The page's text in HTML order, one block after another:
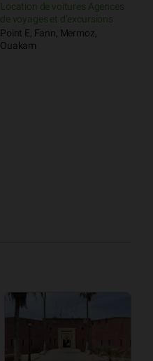
Location de voitures Agences
de voyages et d’excursions
Point E, Fann, Mermoz,
Ouakam